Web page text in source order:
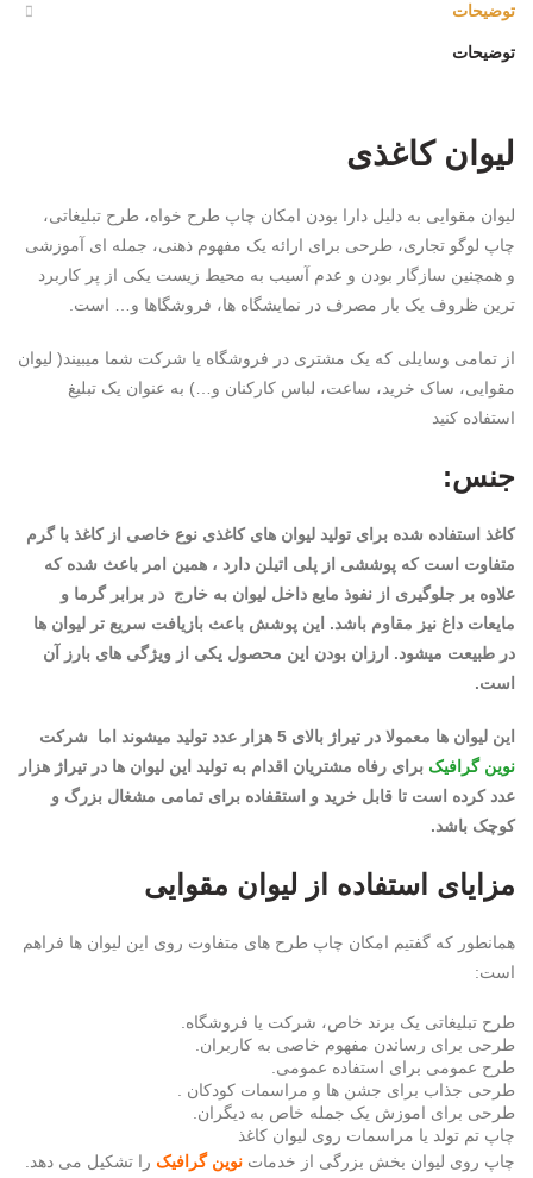
توضیحات
توضیحات
لیوان کاغذی
لیوان مقوایی به دلیل دارا بودن امکان چاپ طرح خواه، طرح تبلیغاتی،
چاپ لوگو تجاری، طرحی برای ارائه یک مفهوم ذهنی، جمله ای آموزشی
و همچنین سازگار بودن و عدم آسیب به محیط زیست یکی از پر کاربرد
ترین ظروف یک بار مصرف در نمایشگاه ها، فروشگاها و… است.
از تمامی وسایلی که یک مشتری در فروشگاه یا شرکت شما میبیند( لیوان
مقوایی، ساک خرید، ساعت، لباس کارکنان و…) به عنوان یک تبلیغ
استفاده کنید
جنس:
کاغذ استفاده شده برای تولید لیوان های کاغذی نوع خاصی از کاغذ با گرم
متفاوت است که پوششی از پلی اتیلن دارد ، همین امر باعث شده که
علاوه بر جلوگیری از نفوذ مایع داخل لیوان به خارج در برابر گرما و
مایعات داغ نیز مقاوم باشد. این پوشش باعث بازیافت سریع تر لیوان ها
در طبیعت میشود. ارزان بودن این محصول یکی از ویژگی های بارز آن
است.
این لیوان ها معمولا در تیراژ بالای 5 هزار عدد تولید میشوند اما
شرکت
نوین گرافیک برای رفاه مشتریان اقدام به تولید این لیوان ها در تیراژ هزار
عدد کرده است تا قابل خرید و استقفاده برای تمامی مشغال بزرگ و
کوچک باشد.
مزایای استفاده از لیوان مقوایی
همانطور که گفتیم امکان چاپ طرح های متفاوت روی این لیوان ها فراهم
است:
طرح تبلیغاتی یک برند خاص، شرکت یا فروشگاه.
طرحی برای رساندن مفهوم خاصی به کاربران.
طرح عمومی برای استفاده عمومی.
طرحی جذاب برای جشن ها و مراسمات کودکان .
طرحی برای اموزش یک جمله خاص به دیگران.
چاپ تم تولد یا مراسمات روی لیوان کاغذ
چاپ روی لیوان بخش بزرگی از خدمات نوین گرافیک را تشکیل می دهد.